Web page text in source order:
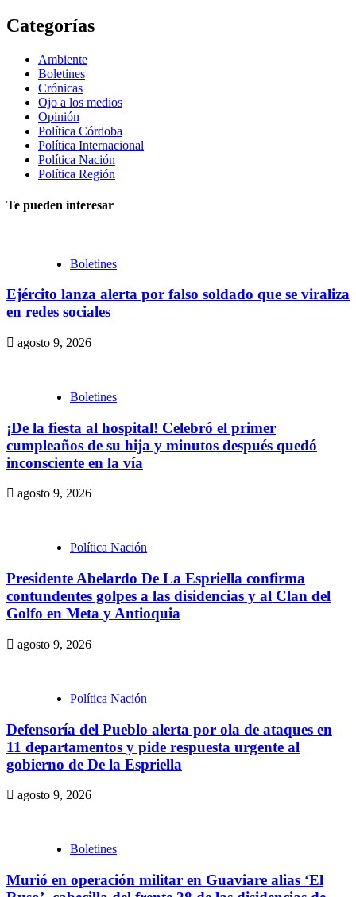
Categorías
Ambiente
Boletines
Crónicas
Ojo a los medios
Opinión
Política Córdoba
Política Internacional
Política Nación
Política Región
Te pueden interesar
Boletines
Ejército lanza alerta por falso soldado que se viraliza
en redes sociales
agosto 9, 2026
Boletines
¡De la fiesta al hospital! Celebró el primer
cumpleaños de su hija y minutos después quedó
inconsciente en la vía
agosto 9, 2026
Política Nación
Presidente Abelardo De La Espriella confirma
contundentes golpes a las disidencias y al Clan del
Golfo en Meta y Antioquia
agosto 9, 2026
Política Nación
Defensoría del Pueblo alerta por ola de ataques en
11 departamentos y pide respuesta urgente al
gobierno de De la Espriella
agosto 9, 2026
Boletines
Murió en operación militar en Guaviare alias ‘El